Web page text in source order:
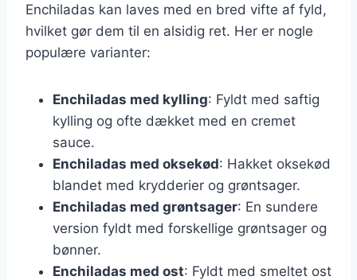
Enchiladas kan laves med en bred vifte af fyld,
hvilket gør dem til en alsidig ret. Her er nogle
populære varianter:
Enchiladas med kylling: Fyldt med saftig
kylling og ofte dækket med en cremet
sauce.
Enchiladas med oksekød: Hakket oksekød
blandet med krydderier og grøntsager.
Enchiladas med grøntsager: En sundere
version fyldt med forskellige grøntsager og
bønner.
Enchiladas med ost: Fyldt med smeltet ost